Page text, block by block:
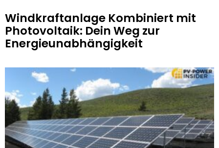
Windkraftanlage Kombiniert mit
Photovoltaik: Dein Weg zur
Energieunabhängigkeit